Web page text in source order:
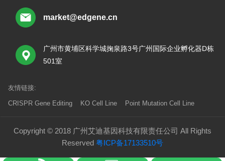
market@edgene.cn
广州市黄埔区科学城掬泉路3号广州国际企业孵化器D栋
501室
友情链接:
CRISPR Gene Editing KO Cell Line Point Mutation Cell Line
Copyright © 2018 广州艾迪基因科技有限责任公司 All Rights
Reserved 粤ICP备17133510号